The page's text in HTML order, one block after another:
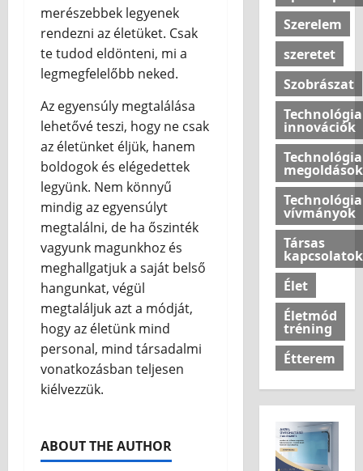
merészebbek legyenek
rendezni az életüket. Csak
te tudod eldönteni, mi a
legmegfelelőbb neked.
Az egyensúly megtalálása
lehetővé teszi, hogy ne csak
az életünket éljük, hanem
boldogok és elégedettek
legyünk. Nem könnyű
mindig az egyensúlyt
megtalálni, de ha őszinték
vagyunk magunkhoz és
meghallgatjuk a saját belső
hangunkat, végül
megtaláljuk azt a módját,
hogy az életünk mind
personal, mind társadalmi
vonatkozásban teljesen
kiélvezzük.
ABOUT THE AUTHOR
Szerelem
szeretet
Szobrászat
innovációk
megoldások
vívmányok
Társas
kapcsolatok
Élet
Életmód
tréning
Étterem